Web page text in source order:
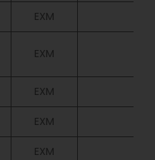
EXM
EXM
EXM
EXM
EXM